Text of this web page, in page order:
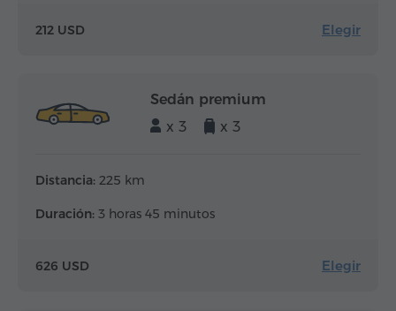
212 USD Elegir
Sedán premium
x 3
x 3
Distancia: 225 km
Duración: 3 horas 45 minutos
626 USD Elegir